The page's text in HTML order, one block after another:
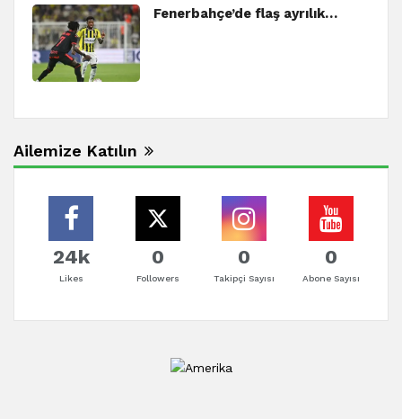
Fenerbahçe’de flaş ayrılık…
Ailemize Katılın
24k
Likes
0
Followers
0
Takipçi Sayısı
0
Abone Sayısı